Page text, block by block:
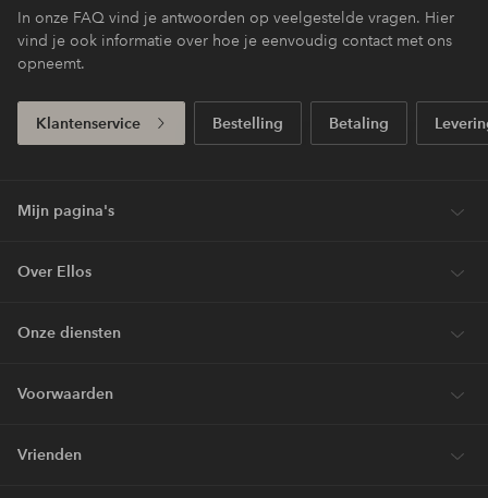
In onze FAQ vind je antwoorden op veelgestelde vragen. Hier
vind je ook informatie over hoe je eenvoudig contact met ons
opneemt.
Klantenservice Bestelling Betaling
Mijn pagina's
Over Ellos
Onze diensten
Voorwaarden
Vrienden